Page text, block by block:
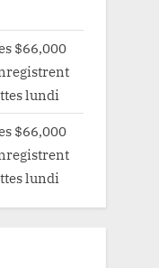
$66,000
lundi
$66,000
lundi